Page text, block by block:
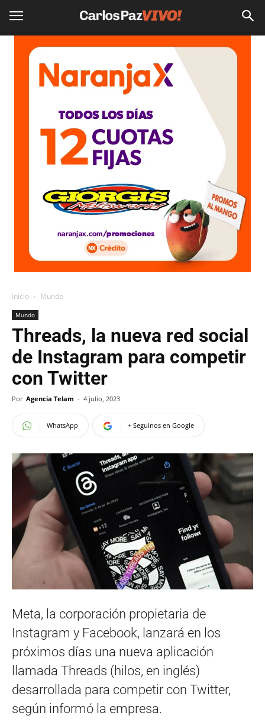
Inicio Mundo
Mundo
Threads, la nueva red social
de Instagram para competir
con Twitter
Por Agencia Telam - 4 julio, 2023
WhatsApp + Seguinos en Google
Meta, la corporación propietaria de
Instagram y Facebook, lanzará en los
próximos días una nueva aplicación
llamada Threads (hilos, en inglés)
desarrollada para competir con Twitter,
según informó la empresa.